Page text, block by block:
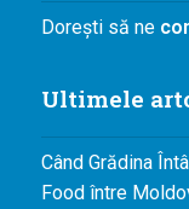
Dorești să ne
Ultimele
Când Grădina
Food între